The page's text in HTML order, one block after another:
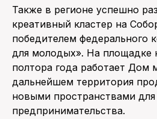
Также в регионе успешно
креативный кластер на
победителем федерального
для молодых». На площадке
полтора года работает Дом
дальнейшем территория
новыми пространствами для
предпринимательства.